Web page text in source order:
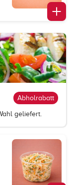
Abholrabatt
geliefert.